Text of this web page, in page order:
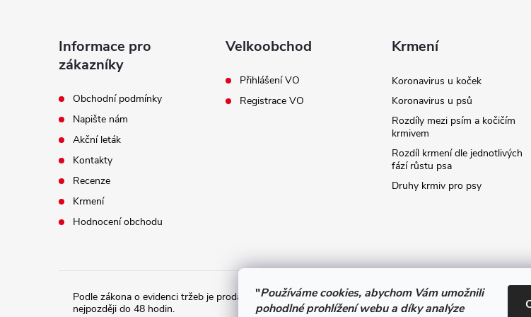
"Používáme cookies, abychom Vám umožnili
pohodlné prohlížení webu a díky analýze
Informace pro
zákazníky
Obchodní podmínky
Napište nám
Akční leták
Kontakty
Recenze
Krmení
Hodnocení obchodu
Velkoobchod
Přihlášení VO
Registrace VO
Krmení
Koronavirus u koček
Koronavirus u psů
Rozdíly mezi psím a kočičím
krmivem
Rozdíl krmení dle jednotlivých
fází růstu psa
Druhy krmiv pro psy
Podle zákona o evidenci tržeb je prodávající povinen vystavit kupujícímu účtenku. Zároveň je povinen
nejpozději do 48 hodin.